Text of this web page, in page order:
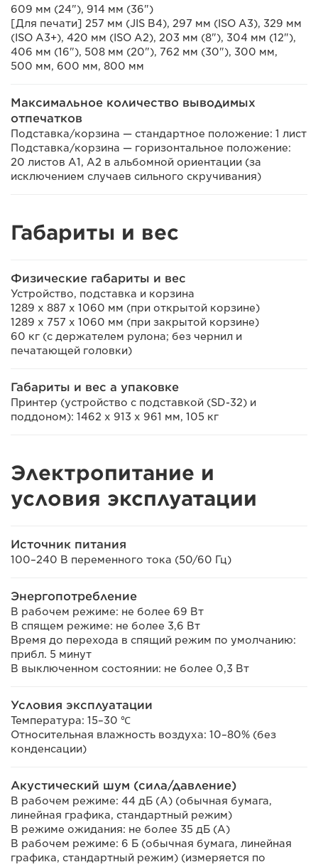
609 мм (24"), 914 мм (36")
[Для печати] 257 мм (JIS B4), 297 мм (ISO A3), 329 мм
(ISO A3+), 420 мм (ISO A2), 203 мм (8"), 304 мм (12"),
406 мм (16"), 508 мм (20"), 762 мм (30"), 300 мм,
500 мм, 600 мм, 800 мм
Максимальное количество выводимых
отпечатков
Подставка/корзина — стандартное положение: 1 лист
Подставка/корзина — горизонтальное положение:
20 листов A1, A2 в альбомной ориентации (за
исключением случаев сильного скручивания)
Габариты и вес
Физические габариты и вес
Устройство, подставка и корзина
1289 x 887 x 1060 мм (при открытой корзине)
1289 x 757 x 1060 мм (при закрытой корзине)
60 кг (с держателем рулона; без чернил и
печатающей головки)
Габариты и вес а упаковке
Принтер (устройство с подставкой (SD-32) и
поддоном): 1462 x 913 x 961 мм, 105 кг
Электропитание и
условия эксплуатации
Источник питания
100–240 В переменного тока (50/60 Гц)
Энергопотребление
В рабочем режиме: не более 69 Вт
В спящем режиме: не более 3,6 Вт
Время до перехода в спящий режим по умолчанию:
прибл. 5 минут
В выключенном состоянии: не более 0,3 Вт
Условия эксплуатации
Температура: 15–30 ℃
Относительная влажность воздуха: 10–80% (без
конденсации)
Акустический шум (сила/давление)
В рабочем режиме: 44 дБ (А) (обычная бумага,
линейная графика, стандартный режим)
В режиме ожидания: не более 35 дБ (А)
В рабочем режиме: 6 Б (обычная бумага, линейная
графика, стандартный режим) (измеряется по